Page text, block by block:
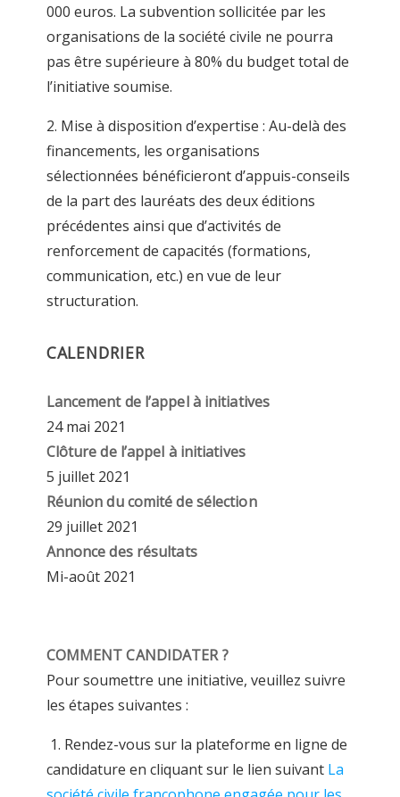
000 euros. La subvention sollicitée par les
organisations de la société civile ne pourra
pas être supérieure à 80% du budget total de
l’initiative soumise.
2. Mise à disposition d’expertise : Au-delà des
financements, les organisations
sélectionnées bénéficieront d’appuis-conseils
de la part des lauréats des deux éditions
précédentes ainsi que d’activités de
renforcement de capacités (formations,
communication, etc.) en vue de leur
structuration.
CALENDRIER
Lancement de l’appel à initiatives
24 mai 2021
Clôture de l’appel à initiatives
5 juillet 2021
Réunion du comité de sélection
29 juillet 2021
Annonce des résultats
Mi-août 2021
COMMENT CANDIDATER ?
Pour soumettre une initiative, veuillez suivre
les étapes suivantes :
1. Rendez-vous sur la plateforme en ligne de
candidature en cliquant sur le lien suivant La